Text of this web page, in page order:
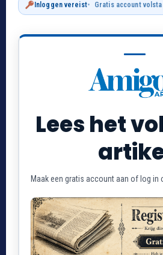
Inloggen vereist Gratis account
Lees het
Maak een gratis account aan of log in